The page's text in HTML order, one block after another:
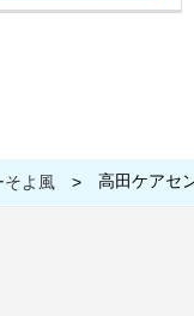
そよ風 > 高田ケアセ